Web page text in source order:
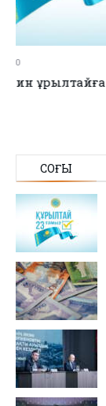
no title
СОҢҒЫ